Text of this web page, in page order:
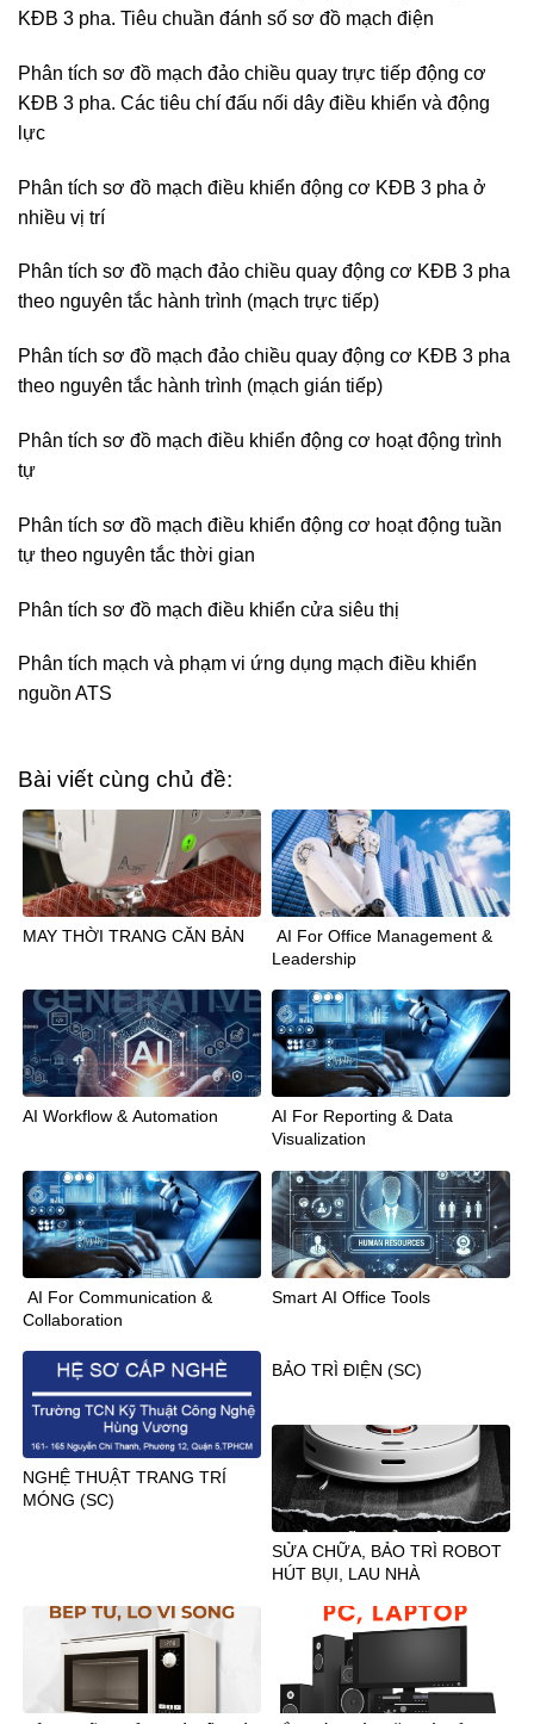
KĐB 3 pha. Tiêu chuần đánh số sơ đồ mạch điện
Phân tích sơ đồ mạch đảo chiều quay trực tiếp động cơ
KĐB 3 pha. Các tiêu chí đấu nối dây điều khiển và động
lực
Phân tích sơ đồ mạch điều khiển động cơ KĐB 3 pha ở
nhiều vị trí
Phân tích sơ đồ mạch đảo chiều quay động cơ KĐB 3 pha
theo nguyên tắc hành trình (mạch trực tiếp)
Phân tích sơ đồ mạch đảo chiều quay động cơ KĐB 3 pha
theo nguyên tắc hành trình (mạch gián tiếp)
Phân tích sơ đồ mạch điều khiển động cơ hoạt động trình
tự
Phân tích sơ đồ mạch điều khiển động cơ hoạt động tuần
tự theo nguyên tắc thời gian
Phân tích sơ đồ mạch điều khiển cửa siêu thị
Phân tích mạch và phạm vi ứng dụng mạch điều khiển
nguồn ATS
Bài viết cùng chủ đề:
MAY THỜI TRANG CĂN BẢN
AI For Office Management &
Leadership
AI Workflow & Automation
AI For Reporting & Data
Visualization
AI For Communication &
Collaboration
Smart AI Office Tools
NGHỆ THUẬT TRANG TRÍ
MÓNG (SC)
BẢO TRÌ ĐIỆN (SC)
SỬA CHỮA, BẢO TRÌ ROBOT
HÚT BỤI, LAU NHÀ